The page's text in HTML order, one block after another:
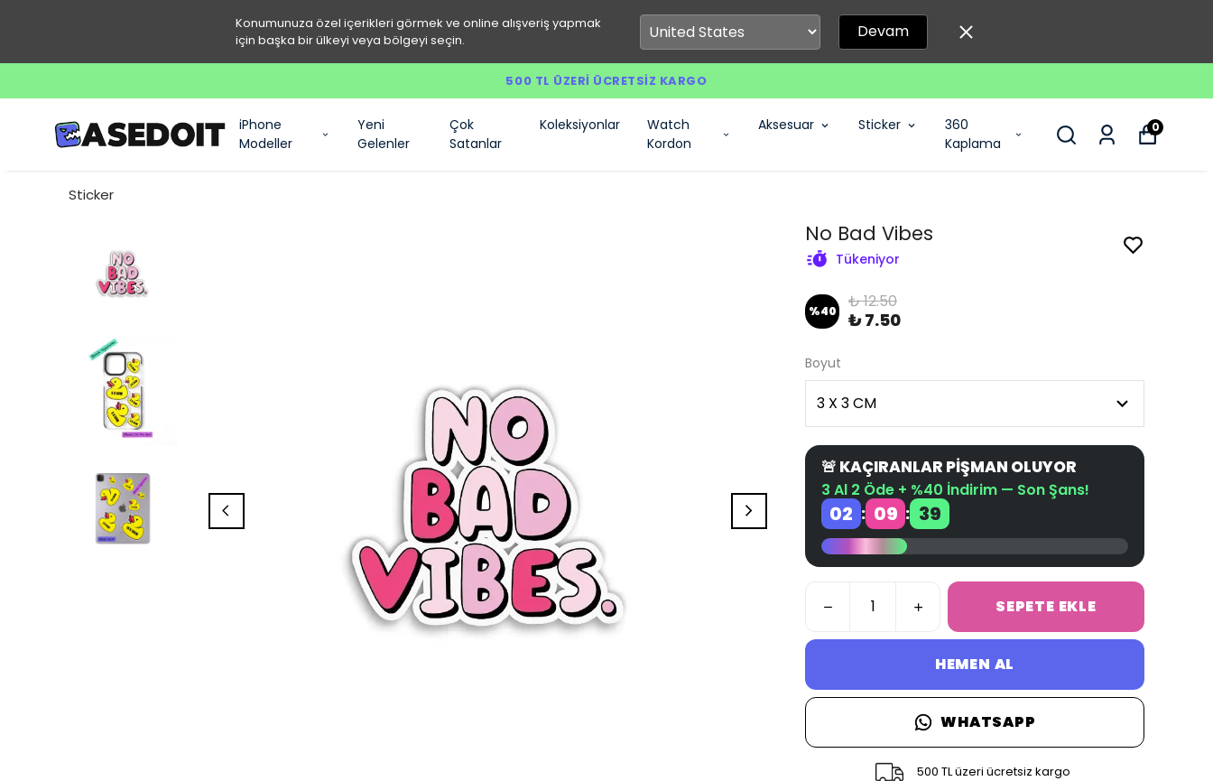
Konumunuza özel içerikleri görmek ve online alışveriş yapmak
için başka bir ülkeyi veya bölgeyi seçin.
Devam
500 TL ÜZERI ÜCRETSIZ KARGO
iPhone
Modeller
Yeni
Gelenler
Çok
Satanlar
Koleksiyonlar
Watch
Kordon
Aksesuar Sticker
360
Kaplama
0
Sticker
No Bad Vibes
Tükeniyor
%40 ₺ 12.50
₺ 7.50
Boyut
🚨 KAÇIRANLAR PİŞMAN OLUYOR
3 Al 2 Öde + %40 İndirim — Son Şans!
02 : 09 : 39
SEPETE EKLE
HEMEN AL
WHATSAPP
500 TL üzeri ücretsiz kargo